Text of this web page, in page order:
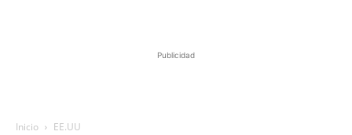
Publicidad
Inicio EE.UU